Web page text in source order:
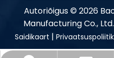
Autoriõigus © 2026
Manufacturing Co.,
Saidikaart |